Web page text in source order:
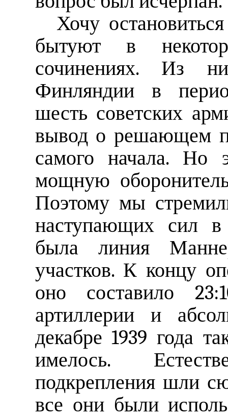
Хочу
бытуют в
сочинениях. Из
Финляндии в
шесть советских
вывод о решающем
самого начала. Но
мощную
Поэтому мы
наступающих сил
была линия
участков. К концу
оно составило
артиллерии и
декабре 1939 года
имелось.
подкрепления шли
все они были